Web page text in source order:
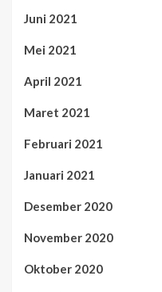
Juni 2021
Mei 2021
April 2021
Maret 2021
Februari 2021
Januari 2021
Desember 2020
November 2020
Oktober 2020